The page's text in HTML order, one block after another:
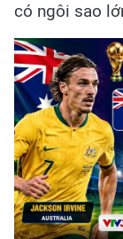
có ngôi sao